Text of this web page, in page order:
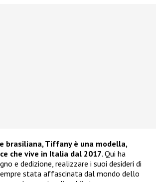
brasiliana, Tiffany è una modella,
che vive in Italia dal 2017. Qui ha
e dedizione, realizzare i suoi desideri di
stata affascinata dal mondo dello